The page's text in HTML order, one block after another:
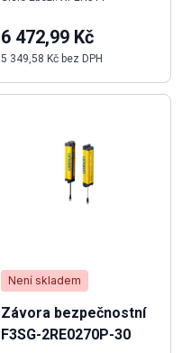
6 472,99 Kč
5 349,58 Kč bez DPH
Není skladem
Závora bezpečnostní
F3SG-2RE0270P-30